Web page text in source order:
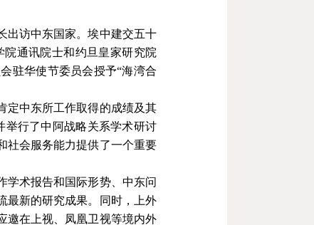
出访中东国家。埃中建交五十
通讯院士和约旦皇家研究院
驻华使节委员会授予“海湾合
定中东所工作取得的成绩及其
举行了中阿战略关系学术研讨
社会服务能力提供了一个重要
学术报告和国际形势、中东问
最新的研究成果。同时，上外
邀在上视、凤凰卫视等境内外